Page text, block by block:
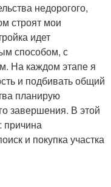
недорогого,
строят мои
идет
способом, с
На каждом этапе я
и подбивать общий
планирую
завершения. В этой
причина
и покупка участка